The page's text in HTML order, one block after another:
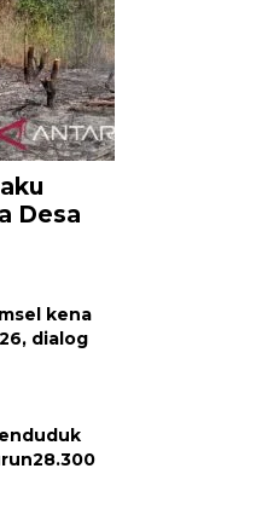
Desa
kena
dialog